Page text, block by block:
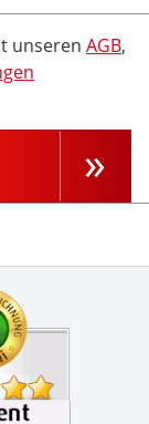
unseren AGB,